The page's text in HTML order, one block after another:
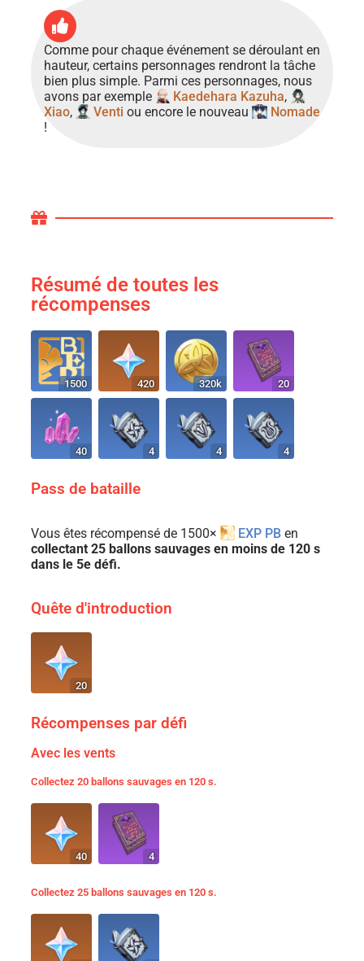
Comme pour chaque événement se déroulant en
hauteur, certains personnages rendront la tâche
bien plus simple. Parmi ces personnages, nous
avons par exemple
Kaedehara Kazuha,
Xiao, Venti ou encore le nouveau
Nomade
!
Résumé de toutes les
récompenses
1500 420 320k 20
40 4 4 4
Pass de bataille
Vous êtes récompensé de 1500× EXP PB en
collectant 25 ballons sauvages en moins de 120 s
dans le 5e défi.
Quête d'introduction
20
Récompenses par défi
Avec les vents
Collectez 20 ballons sauvages en 120 s.
40 4
Collectez 25 ballons sauvages en 120 s.